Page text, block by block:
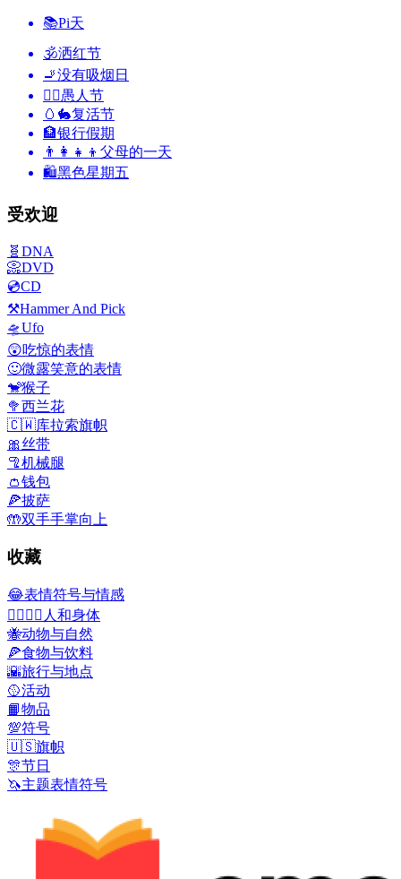
📚Pi天
🕉洒红节
🚬没有吸烟日
🙆‍♂️愚人节
🥚🐇复活节
🏦银行假期
👨‍👩‍👧‍👦 父母的一天
🛍黑色星期五
受欢迎
🧬 DNA
📀DVD
💿CD
⚒️Hammer And Pick
🛸Ufo
😲吃惊的表情
🙂微露笑意的表情
🐒猴子
🥦西兰花
🇨🇼库拉索旗帜
🎀丝带
🦿机械腿
👛钱包
🍕披萨
🤲双手手掌向上
收藏
😂表情符号与情感
👩‍❤️‍💋‍👨 人和身体
🐝动物与自然
🍕食物与饮料
🌇旅行与地点
🥎活动
📙物品
💯符号
🇺🇸旗帜
🎊节日
🦄主题表情符号